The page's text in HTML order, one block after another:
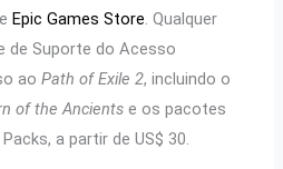
eEpic Games Store. Qualquer
de Suporte do Acesso
aoPath of Exile 2, incluindo o
of the Ancients e os pacotes
a partir de US$ 30.